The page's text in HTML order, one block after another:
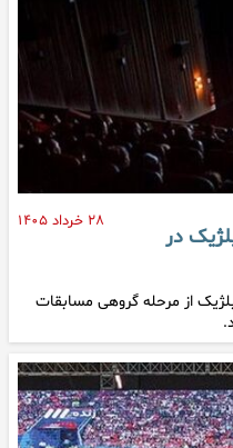
۲۸ خرداد ۱۴۰۵
در
از مرحله گروهی مسابقات